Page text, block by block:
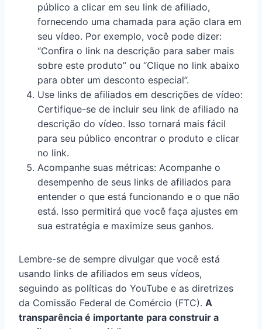
público a clicar em seu link de afiliado,
fornecendo uma chamada para ação clara em
seu vídeo. Por exemplo, você pode dizer:
“Confira o link na descrição para saber mais
sobre este produto” ou “Clique no link abaixo
para obter um desconto especial”.
Use links de afiliados em descrições de vídeo:
Certifique-se de incluir seu link de afiliado na
descrição do vídeo. Isso tornará mais fácil
para seu público encontrar o produto e clicar
no link.
Acompanhe suas métricas: Acompanhe o
desempenho de seus links de afiliados para
entender o que está funcionando e o que não
está. Isso permitirá que você faça ajustes em
sua estratégia e maximize seus ganhos.
Lembre-se de sempre divulgar que você está
usando links de afiliados em seus vídeos,
seguindo as políticas do YouTube e as diretrizes
da Comissão Federal de Comércio (FTC). A
transparência é importante para construir a